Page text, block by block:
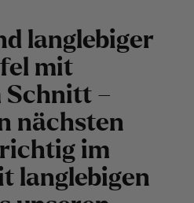
langlebiger
mit
Schnitt –
nächsten
im
langlebigen